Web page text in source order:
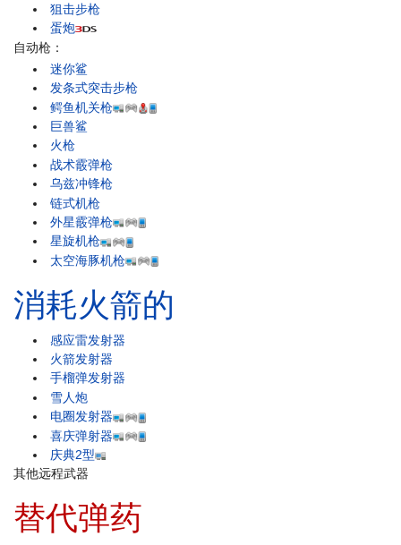
狙击步枪
蛋炮
自动枪：
迷你鲨
发条式突击步枪
鳄鱼机关枪
巨兽鲨
火枪
战术霰弹枪
乌兹冲锋枪
链式机枪
外星霰弹枪
星旋机枪
太空海豚机枪
消耗火箭的
感应雷发射器
火箭发射器
手榴弹发射器
雪人炮
电圈发射器
喜庆弹射器
庆典2型
其他远程武器
替代弹药